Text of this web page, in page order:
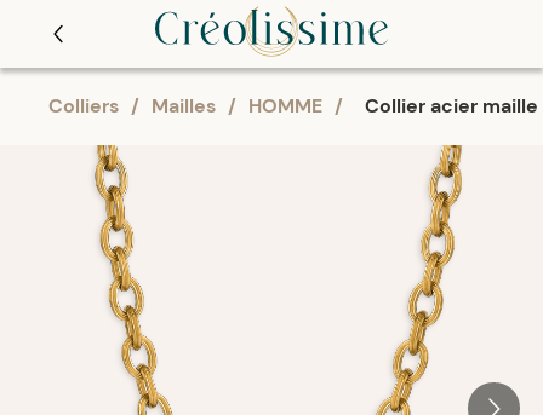
Colliers / Mailles / HOMME / Collier acier